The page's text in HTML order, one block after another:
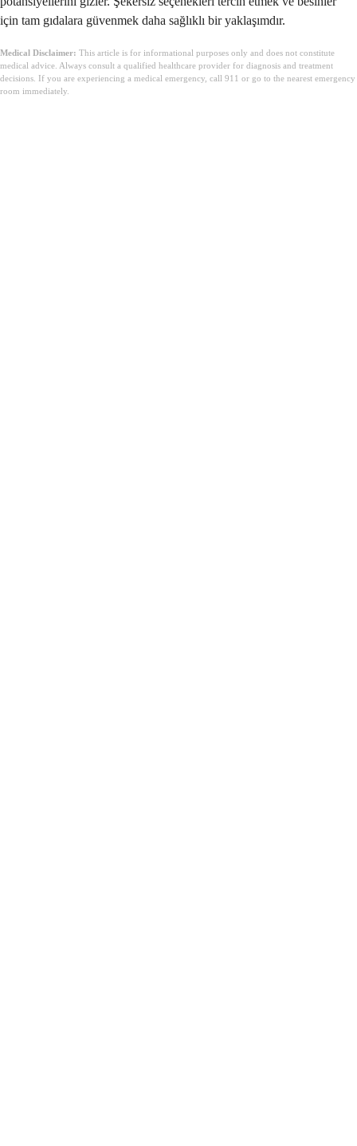
için tam gıdalara güvenmek daha sağlıklı bir yaklaşımdır.
Medical Disclaimer: This article is for informational purposes only and does not constitute
medical advice. Always consult a qualified healthcare provider for diagnosis and treatment
decisions. If you are experiencing a medical emergency, call 911 or go to the nearest emergency
room immediately.